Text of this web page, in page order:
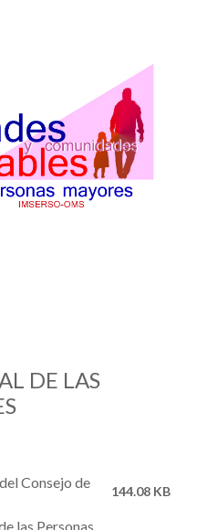
DE LAS
Consejo de
144.08 KB
las Personas